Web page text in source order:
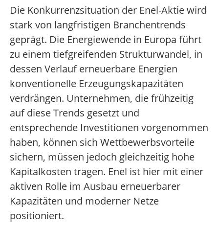
Die Konkurrenzsituation der Enel-Aktie wird
stark von langfristigen Branchentrends
geprägt. Die Energiewende in Europa führt
zu einem tiefgreifenden Strukturwandel, in
dessen Verlauf erneuerbare Energien
konventionelle Erzeugungskapazitäten
verdrängen. Unternehmen, die frühzeitig
auf diese Trends gesetzt und
entsprechende Investitionen vorgenommen
haben, können sich Wettbewerbsvorteile
sichern, müssen jedoch gleichzeitig hohe
Kapitalkosten tragen. Enel ist hier mit einer
aktiven Rolle im Ausbau erneuerbarer
Kapazitäten und moderner Netze
positioniert.